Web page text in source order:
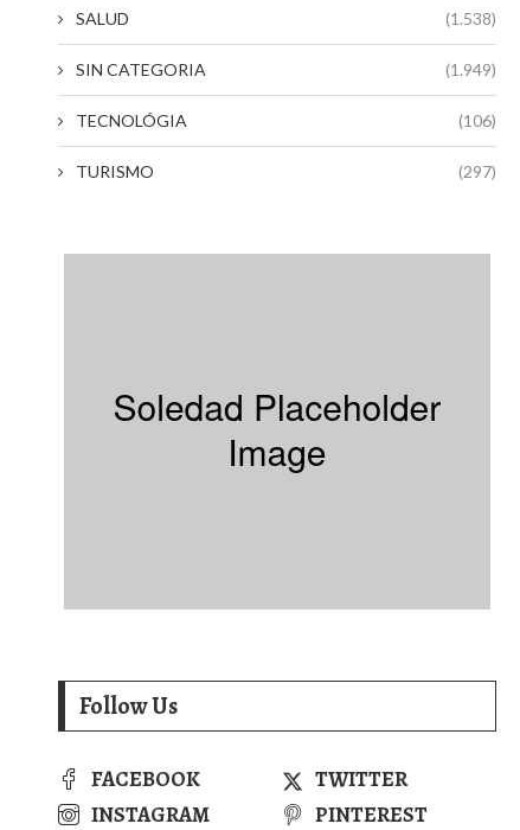
SALUD (1.538)
SIN CATEGORIA (1.949)
TECNOLÓGIA (106)
TURISMO (297)
Follow Us
FACEBOOK
TWITTER
INSTAGRAM
PINTEREST